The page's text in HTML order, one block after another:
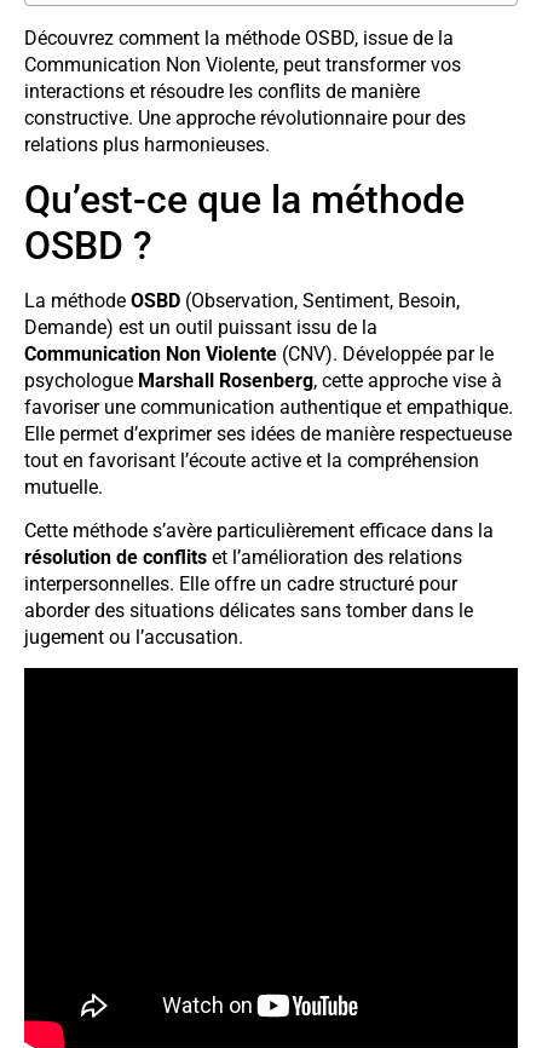
Découvrez comment la méthode OSBD, issue de la
Communication Non Violente, peut transformer vos
interactions et résoudre les conflits de manière
constructive. Une approche révolutionnaire pour des
relations plus harmonieuses.
Qu’est-ce que la méthode
OSBD ?
La méthode OSBD (Observation, Sentiment, Besoin,
Demande) est un outil puissant issu de la
Communication Non Violente (CNV). Développée par le
psychologue Marshall Rosenberg, cette approche vise à
favoriser une communication authentique et empathique.
Elle permet d’exprimer ses idées de manière respectueuse
tout en favorisant l’écoute active et la compréhension
mutuelle.
Cette méthode s’avère particulièrement efficace dans la
résolution de conflits et l’amélioration des relations
interpersonnelles. Elle offre un cadre structuré pour
aborder des situations délicates sans tomber dans le
jugement ou l’accusation.